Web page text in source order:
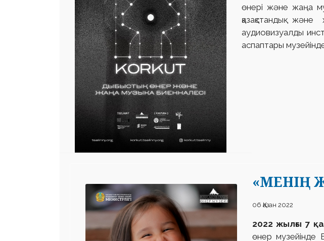
өнері жəне жаңа
қазақстандық
аудиовизуалды
аспаптары
«МЕНІҢ
06 Қазан 2022
2022 жылғы 7
өнер музейінде